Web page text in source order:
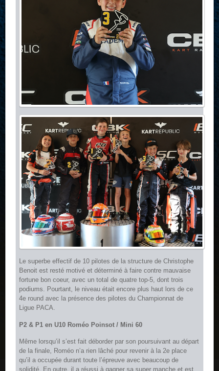
Le superbe effectif de 10 pilotes de la structure de Christophe
Benoit est resté motivé et déterminé à faire contre mauvaise
fortune bon coeur, avec un total de quatre top-5, dont trois
podiums. Pourtant, le niveau était encore plus haut lors de ce
4e round avec la présence des pilotes du Championnat de
Ligue PACA.
P2 & P1 en U10 Roméo Poinsot / Mini 60
Même lorsqu’il s’est fait déborder par son poursuivant au départ
de la finale, Roméo n’a rien lâché pour revenir à la 2e place
qu’il a occupée durant toute l’épreuve avec beaucoup de
solidité. En outre, il a réussi à gagner sa super manche et est